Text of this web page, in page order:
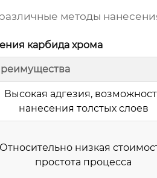
методы
карбида хрома
Высокая адгезия,
нанесения толстых слоев
Относительно низкая
простота процесса